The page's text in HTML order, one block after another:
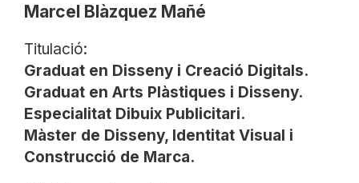
Marcel Blàzquez Mañé
Titulació:
Graduat en Disseny i Creació Digitals.
Graduat en Arts Plàstiques i Disseny.
Especialitat Dibuix Publicitari.
Màster de Disseny, Identitat Visual i
Construcció de Marca.​